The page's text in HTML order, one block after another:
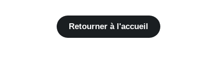
Retourner à l'accueil